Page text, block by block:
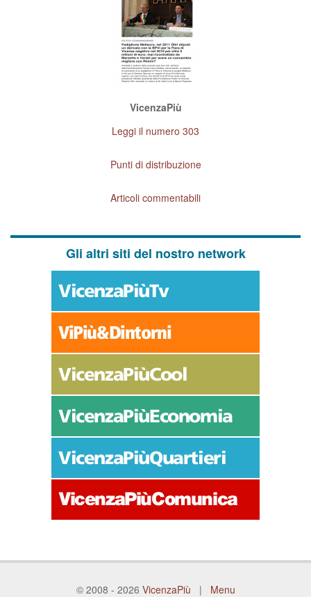
VicenzaPiù
Leggi il numero 303
Punti di distribuzione
Articoli commentabili
Gli altri siti del nostro network
© 2008 - 2026 VicenzaPiù | Menu